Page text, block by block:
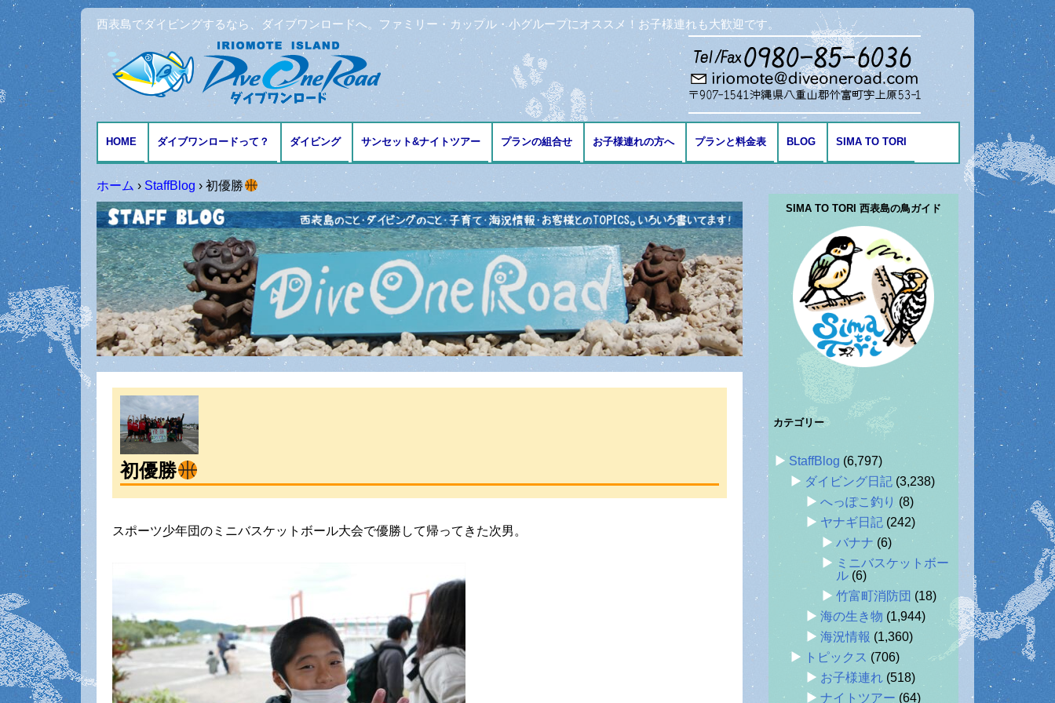
西表島でダイビングするなら、ダイブワンロードへ。ファミリー・カップル・小グループにオススメ！お子様連れも大歓迎です。
コンテンツへ移動
HOME ダイブワンロードって？
アクセスとMAP
ダイビング
ファンダイブ
体験ダイビング
シュノーケリング
記念日ダイビング
ダイビング免許の講習
サンセット&ナイトツアー プランの組合せ お子様連れの方へ プランと料金表 BLOG
海の生き物
SIMA TO TORI
ホーム › StaffBlog ›初優勝
初優勝
スポーツ少年団のミニバスケットボール大会で優勝して帰ってきた次男。
SIMA TO TORI 西表島の鳥ガイド
カテゴリー
StaffBlog (6,797)
ダイビング日記 (3,238)
へっぽこ釣り (8)
ヤナギ日記 (242)
バナナ (6)
ミニバスケットボー
ル (6)
竹富町消防団 (18)
海の生き物 (1,944)
海況情報 (1,360)
トピックス (706)
お子様連れ (518)
ナイトツアー (64)